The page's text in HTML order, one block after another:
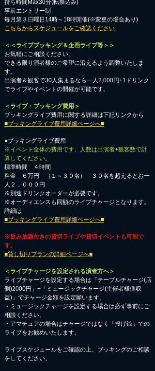
持ち時間Max30分(転換込み)
事前エントリー制
毎月第３日曜日14時～18時開催(※変更の場合あり)
こちらからスケジュールをご確認ください
＜＜ライブブッキング＆企画ライブ等＞＞
お気軽にご相談ください。​
​できる限り演者様のご希望に沿えるよう調整いたしま
す。
出演者＆観客で30人集まるなら一人2,000円+1ドリンク
でライブやイベントの開催が可能です。
＜ライブ・ブッキング費用＞
ブッキングライブ費用に関する詳細は下記リンクから
■ブッキングライブ費用詳細ページへ■
●ブッキングライブ費用
※イベント全体の費用です、人数は出演者+観客数で計
算してください。
標準時間 ４時間
料金 ６万円 （１～３０名） ３０名を超えるとお一
人２，０００円
※別途ドリンクオーダーが必要です。
※オーディエンスも同額のライブチャージとなります。
詳細は
■ブッキングライブ費用詳細ページへ■
※飲み放題付きの貸切ライブや貸切イベントも可能で
す。
■貸し切りプランの詳細ページへ■
＜ライブチャージを設定される演者方へ＞
ライブチャージを設定する場合は「テーブルチャージ(店
側)2000円」+「ミュージックチャージ(主催者様側収
益)」でチャージ金額を設定願います。
・ミュージックチャージを設定する場合は必ず事前にご
相談ください。
​・アマチュアの場合はチャージではなく「投げ銭」での
ライブをお勧めいたします。
​ライブスケジュールをご確認の上、ブッキングのご相談
をしてください。